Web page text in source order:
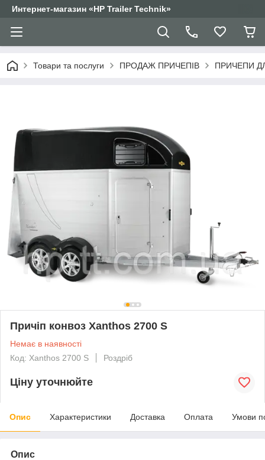
Интернет-магазин «HP Trailer Technik»
Товари та послуги ПРОДАЖ ПРИЧЕПІВ ПРИЧЕПИ
Причіп конвоз Xanthos 2700 S
Немає в наявності
Код: Xanthos 2700 S
Роздріб
Ціну уточнюйте
Опис Характеристики Доставка Оплата Умови
Опис